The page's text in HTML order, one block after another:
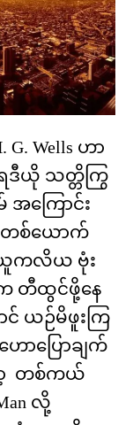
Wells ဟာ
ဒီယို သတ္တိကြွ
အကြောင်း
စ်ယောက်
ယူကလိယ ဗုံး
တီထွင်ဖို့နေ
ယဉ်မိဖူးကြ
ောပြောချက်
ာ့ တစ်ကယ်
လို့